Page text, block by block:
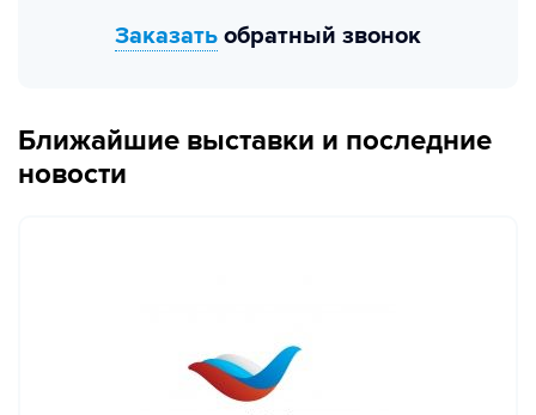
Заказать обратный звонок
Ближайшие выставки и последние
новости